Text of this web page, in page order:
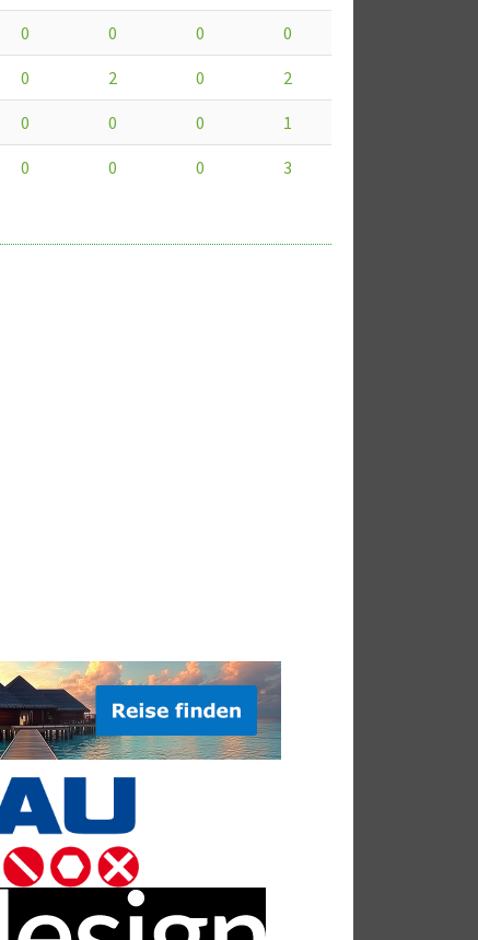
0 0 0 0
0 2 0 2
0 0 0 1
0 0 0 3